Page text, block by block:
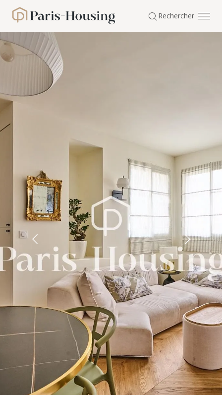
Paris-Housing - Accueil Rechercher
Panneau de gestion des cookies